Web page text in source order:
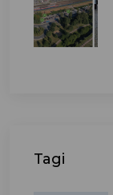
Tagi